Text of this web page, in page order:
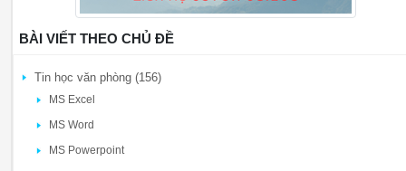
BÀI VIẾT THEO CHỦ ĐỀ
Tin học văn phòng (156)
MS Excel
MS Word
MS Powerpoint